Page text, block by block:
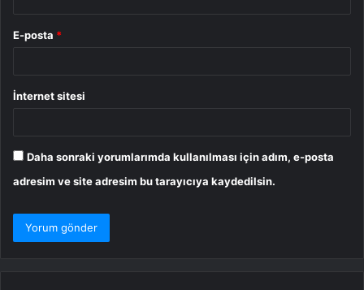
E-posta *
İnternet sitesi
Daha sonraki yorumlarımda kullanılması için adım, e-posta
adresim ve site adresim bu tarayıcıya kaydedilsin.